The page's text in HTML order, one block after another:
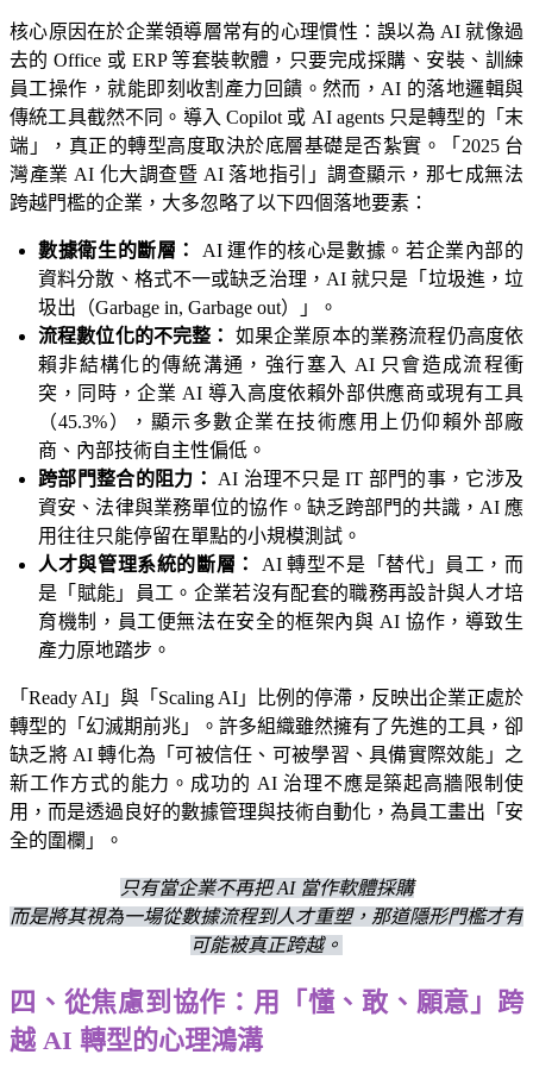
核心原因在於企業領導層常有的心理慣性：誤以為 AI 就像過
去的 Office 或 ERP 等套裝軟體，只要完成採購、安裝、訓練
員工操作，就能即刻收割產力回饋。然而，AI 的落地邏輯與
傳統工具截然不同。導入 Copilot 或 AI agents 只是轉型的「末
端」，真正的轉型高度取決於底層基礎是否紮實。「2025 台
灣產業 AI 化大調查暨 AI 落地指引」調查顯示，那七成無法
跨越門檻的企業，大多忽略了以下四個落地要素：
數據衛生的斷層：
AI 運作的核心是數據。若企業內部的
資料分散、格式不一或缺乏治理，AI 就只是「垃圾進，垃
圾出（Garbage in, Garbage out）」。
流程數位化的不完整：
如果企業原本的業務流程仍高度依
賴非結構化的傳統溝通，強行塞入 AI 只會造成流程衝
突，同時，企業 AI 導入高度依賴外部供應商或現有工具
（45.3%），顯示多數企業在技術應用上仍仰賴外部廠
商、內部技術自主性偏低。
跨部門整合的阻力：
AI 治理不只是 IT 部門的事，它涉及
資安、法律與業務單位的協作。缺乏跨部門的共識，AI 應
用往往只能停留在單點的小規模測試。
人才與管理系統的斷層：
AI 轉型不是「替代」員工，而
是「賦能」員工。企業若沒有配套的職務再設計與人才培
育機制，員工便無法在安全的框架內與 AI 協作，導致生
產力原地踏步。
「Ready AI」與「Scaling AI」比例的停滯，反映出企業正處於
轉型的「幻滅期前兆」。許多組織雖然擁有了先進的工具，卻
缺乏將 AI 轉化為「可被信任、可被學習、具備實際效能」之
新工作方式的能力。成功的 AI 治理不應是築起高牆限制使
用，而是透過良好的數據管理與技術自動化，為員工畫出「安
全的圍欄」。
只有當企業不再把 AI 當作軟體採購
而是將其視為一場從數據流程到人才重塑，那道隱形門檻才有
可能被真正跨越。
四、從焦慮到協作：用「懂、敢、願意」跨
越 AI 轉型的心理鴻溝